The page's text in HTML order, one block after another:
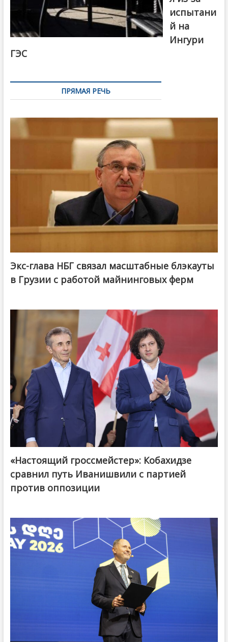
испытани
й на
Ингури
ГЭС
ПРЯМАЯ РЕЧЬ
Экс-глава НБГ связал масштабные блэкауты
в Грузии с работой майнинговых ферм
@ქართული ოცნება / Georgian Dream
«Настоящий гроссмейстер»: Кобахидзе
сравнил путь Иванишвили с партией
против оппозиции